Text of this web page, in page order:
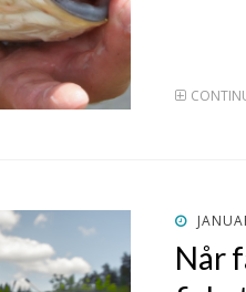
POSTED
Når